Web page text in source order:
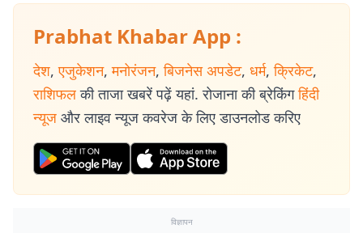
Prabhat Khabar App :
देश, एजुकेशन, मनोरंजन, बिजनेस अपडेट, धर्म, क्रिकेट,
राशिफल की ताजा खबरें पढ़ें यहां. रोजाना की ब्रेकिंग हिंदी
न्यूज और लाइव न्यूज कवरेज के लिए डाउनलोड करिए
विज्ञापन